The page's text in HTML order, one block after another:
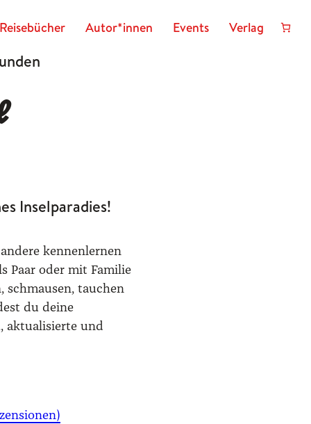
Reisebücher Autor*innen Events Verlag
Inselparadies!
kennen­lernen
Paar oder mit Familie
schmausen, tauchen
du deine
aktualisierte und